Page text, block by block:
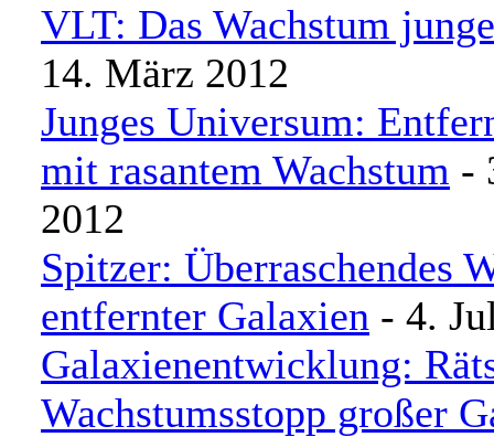
VLT: Das Wachstum
14. März 2012
Junges Universum:
mit rasantem Wachstum -
2012
Spitzer: Überraschendes
entfernter Galaxien - 4.
Galaxienentwicklung:
Wachstumsstopp großer